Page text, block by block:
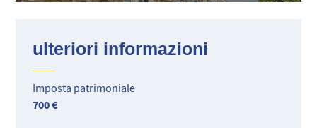
ulteriori informazioni
Imposta patrimoniale
700 €